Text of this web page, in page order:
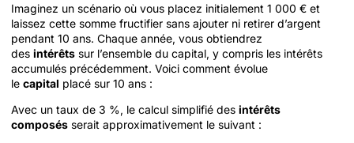
Imaginez un scénario où vous placez initialement 1 000 € et
laissez cette somme fructifier sans ajouter ni retirer d’argent
pendant 10 ans. Chaque année, vous obtiendrez
des intérêts sur l’ensemble du capital, y compris les intérêts
accumulés précédemment. Voici comment évolue
le capital placé sur 10 ans :
Avec un taux de 3 %, le calcul simplifié des intérêts
composés serait approximativement le suivant :